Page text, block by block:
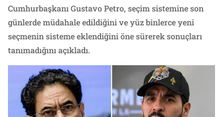
Cumhurbaşkanı Gustavo Petro, seçim sistemine son
günlerde müdahale edildiğini ve yüz binlerce yeni
seçmenin sisteme eklendiğini öne sürerek sonuçları
tanımadığını açıkladı.